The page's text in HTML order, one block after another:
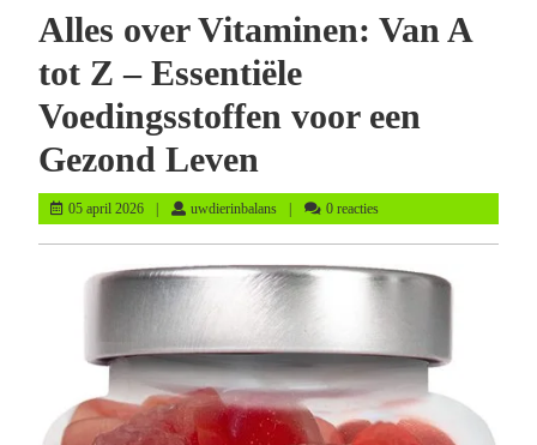
Alles over Vitaminen: Van A
tot Z – Essentiële
Voedingsstoffen voor een
Gezond Leven
05 april 202605
april
uwdierinbalansuwdierinbalans
0 reacties